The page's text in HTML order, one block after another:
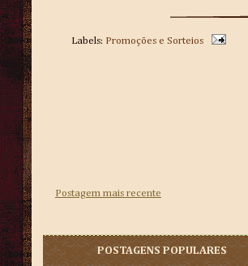
Labels: Promoções e Sorteios
Postagem mais recente
POSTAGENS POPULARES